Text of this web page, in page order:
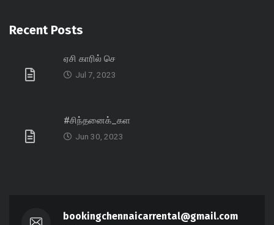
Recent Posts
ஏசி காரில் செ
Jul 7, 2023
#சிந்தனைக்_கள
Jun 30, 2023
bookingchennaicarrental@gmail.com